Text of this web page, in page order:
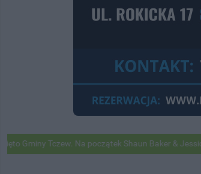
Tczew. Na początek Shaun Baker & Jessica Jean